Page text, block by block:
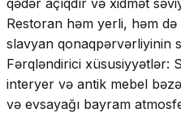
Restoran həm yerli, həm
slavyan qonaqpərvərliyinin
Fərqləndirici xüsusiyyətlər:
interyer və antik mebel
və evsayağı bayram